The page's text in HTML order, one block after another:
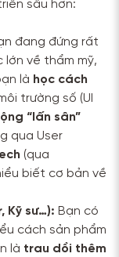
sâu hơn:
đang đứng rất
lớn về thẩm mỹ,
là học cách
trường số (UI
“lấn sân”
qua User
(qua
biết cơ bản về
Kỹ sư…): Bạn có
cách sản phẩm
là trau dồi thêm